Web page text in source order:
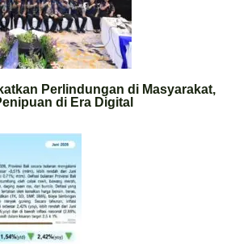
Perlindungan di Masyarakat,
di Era Digital